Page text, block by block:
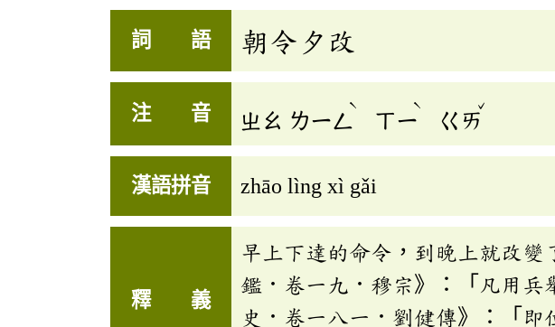
詞 語 朝令夕改
注 音 ㄓㄠ ㄌㄧㄥ
ˋ
ㄒㄧ
ˋ
ㄍㄞ
ˇ
漢語拼音 zhāo lìng xì gǎi
釋 義
早上下達的命令，到晚上就改
鑑．卷一九．穆宗》：「凡用
史．卷一八一．劉健傳》：「